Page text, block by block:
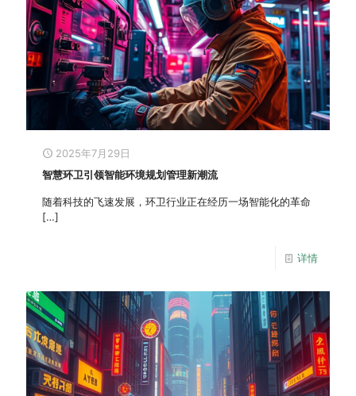
2025年7月29日
智慧环卫引领智能环境规划管理新潮流
随着科技的飞速发展，环卫行业正在经历一场智能化的革命
[…]
详情